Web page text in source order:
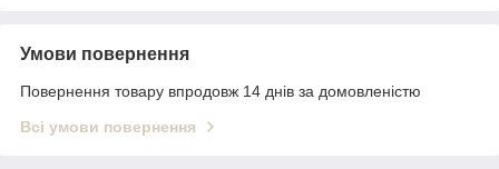
Умови повернення
Повернення товару впродовж 14 днів за домовленістю
Всі умови повернення